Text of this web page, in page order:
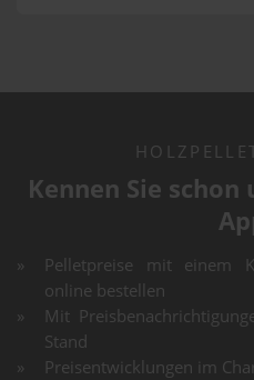
Kennen Sie
Pelletpreise mit einem
online bestellen
Mit
Stand
Preisentwicklungen im